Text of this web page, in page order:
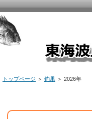
トップページ ＞ 釣果 ＞ 2026年